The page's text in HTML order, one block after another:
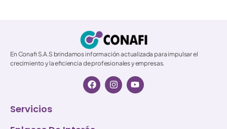
En Conafi S.A.S brindamos información actualizada para impulsar el
crecimiento y la eficiencia de profesionales y empresas.
Servicios